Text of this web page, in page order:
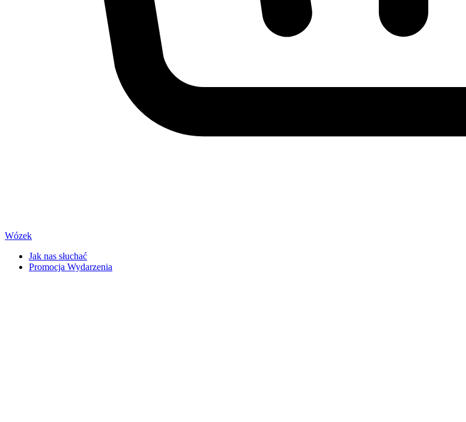
Wózek
Jak nas słuchać
Promocja Wydarzenia